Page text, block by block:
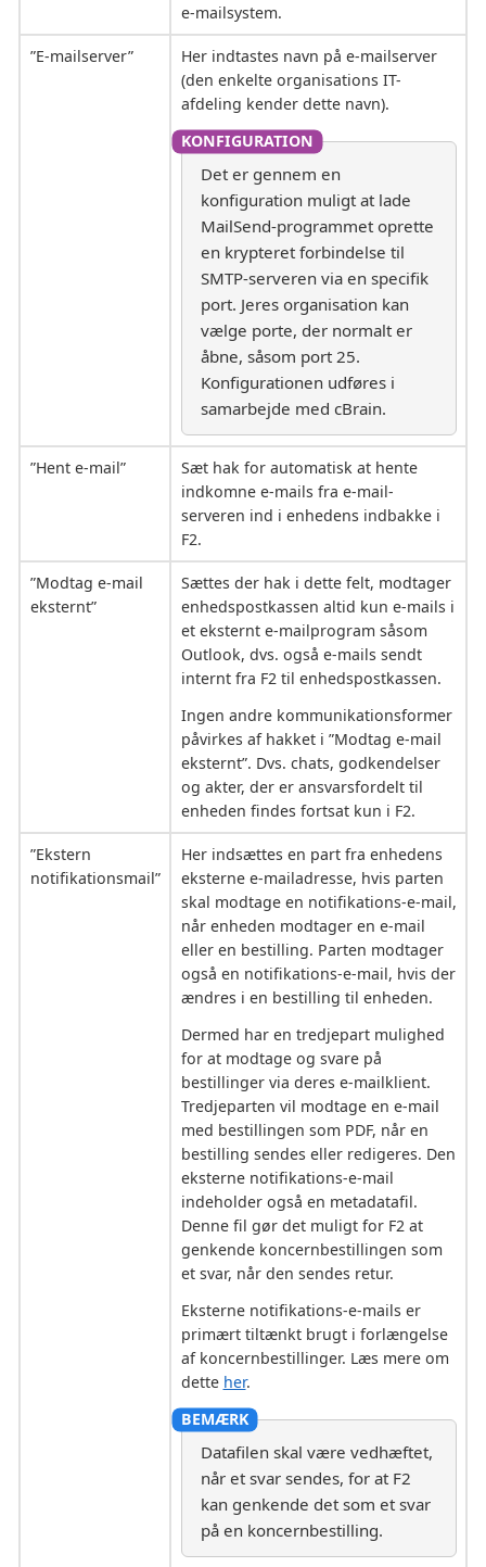
e-mailsystem.
”E-mailserver”
Her indtastes navn på e-mailserver
(den enkelte organisations IT-
afdeling kender dette navn).
Det er gennem en
konfiguration muligt at lade
MailSend-programmet oprette
en krypteret forbindelse til
SMTP-serveren via en specifik
port. Jeres organisation kan
vælge porte, der normalt er
åbne, såsom port 25.
Konfigurationen udføres i
samarbejde med cBrain.
”Hent e-mail”
Sæt hak for automatisk at hente
indkomne e-mails fra e-mail-
serveren ind i enhedens indbakke i
F2.
”Modtag e-mail
eksternt”
Sættes der hak i dette felt, modtager
enhedspostkassen altid kun e-mails i
et eksternt e-mailprogram såsom
Outlook, dvs. også e-mails sendt
internt fra F2 til enhedspostkassen.
Ingen andre kommunikationsformer
påvirkes af hakket i ”Modtag e-mail
eksternt”. Dvs. chats, godkendelser
og akter, der er ansvarsfordelt til
enheden findes fortsat kun i F2.
”Ekstern
notifikationsmail”
Her indsættes en part fra enhedens
eksterne e-mailadresse, hvis parten
skal modtage en notifikations-e-mail,
når enheden modtager en e-mail
eller en bestilling. Parten modtager
også en notifikations-e-mail, hvis der
ændres i en bestilling til enheden.
Dermed har en tredjepart mulighed
for at modtage og svare på
bestillinger via deres e-mailklient.
Tredjeparten vil modtage en e-mail
med bestillingen som PDF, når en
bestilling sendes eller redigeres. Den
eksterne notifikations-e-mail
indeholder også en metadatafil.
Denne fil gør det muligt for F2 at
genkende koncernbestillingen som
et svar, når den sendes retur.
Eksterne notifikations-e-mails er
primært tiltænkt brugt i forlængelse
af koncernbestillinger. Læs mere om
dette her.
Datafilen skal være vedhæftet,
når et svar sendes, for at F2
kan genkende det som et svar
på en koncernbestilling.